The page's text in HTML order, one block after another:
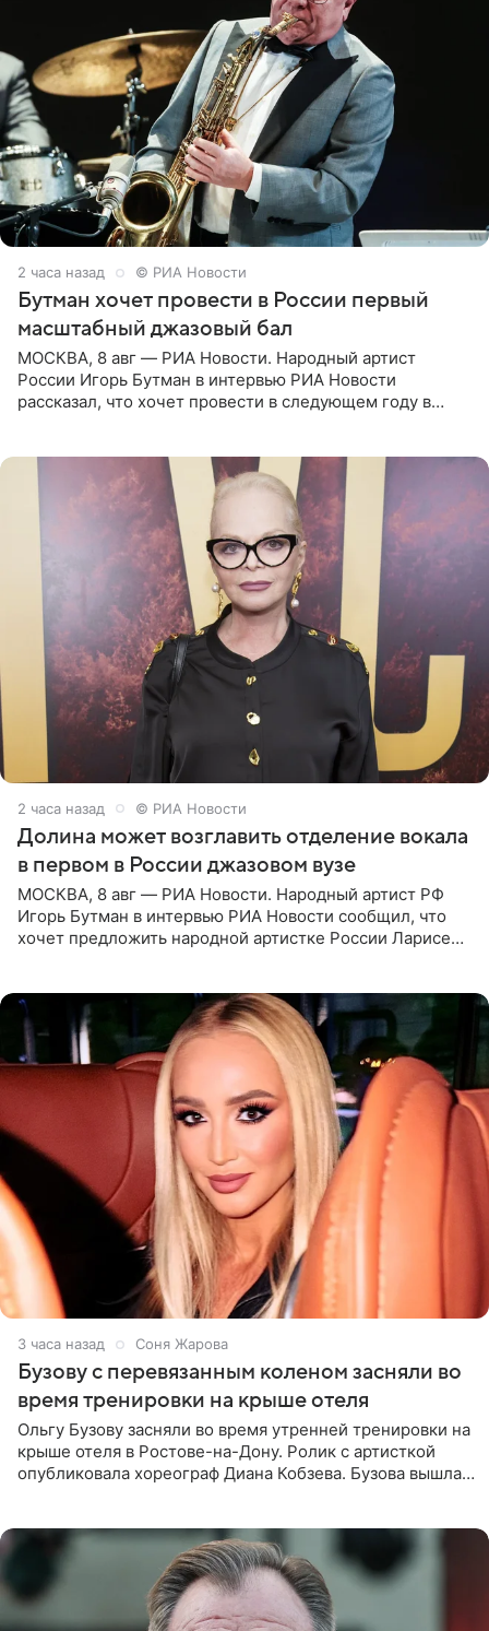
2 часа назад © РИА Новости
Бутман хочет провести в России первый
масштабный джазовый бал
МОСКВА, 8 авг — РИА Новости. Народный артист
России Игорь Бутман в интервью РИА Новости
рассказал, что хочет провести в следующем году в
2 часа назад © РИА Новости
Долина может возглавить отделение вокала
в первом в России джазовом вузе
МОСКВА, 8 авг — РИА Новости. Народный артист РФ
Игорь Бутман в интервью РИА Новости сообщил, что
хочет предложить народной артистке России Ларисе
3 часа назад Соня Жарова
Бузову с перевязанным коленом засняли во
время тренировки на крыше отеля
Ольгу Бузову засняли во время утренней тренировки на
крыше отеля в Ростове-на-Дону. Ролик с артисткой
опубликовала хореограф Диана Кобзева. Бузова вышла